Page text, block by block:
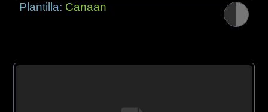
Plantilla: Canaan